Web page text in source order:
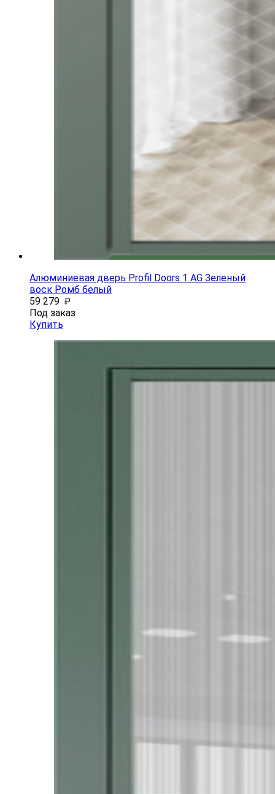
Алюминиевая дверь Profil Doors 1 AG Зеленый
воск Ромб белый
59 279 ₽
Под заказ
Купить